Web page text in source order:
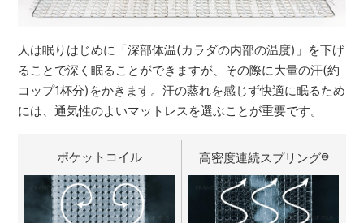
人は眠りはじめに「深部体温(カラダの内部の温度)」を下げ
ることで深く眠ることができますが、その際に大量の汗(約
コップ1杯分)をかきます。汗の蒸れを感じず快適に眠るため
には、通気性のよいマットレスを選ぶことが重要です。
ポケットコイル 高密度連続スプリング®